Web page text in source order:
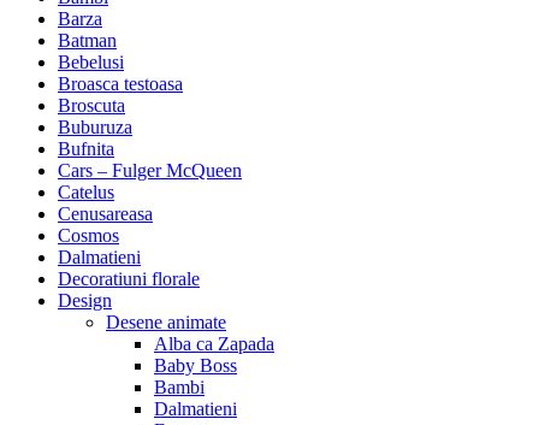
Barza
Batman
Bebelusi
Broasca testoasa
Broscuta
Buburuza
Bufnita
Cars – Fulger McQueen
Catelus
Cenusareasa
Cosmos
Dalmatieni
Decoratiuni florale
Design
Desene animate
Alba ca Zapada
Baby Boss
Bambi
Dalmatieni